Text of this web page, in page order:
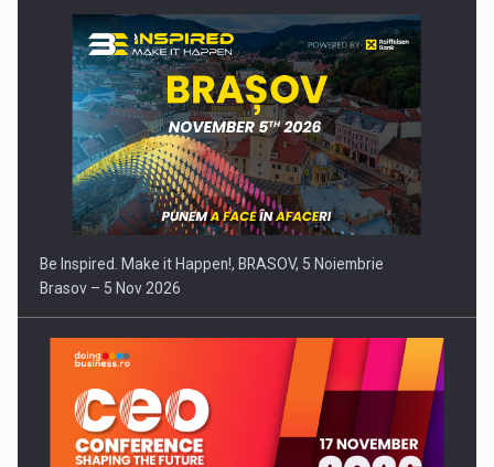
Be Inspired. Make it Happen!, BRASOV, 5 Noiembrie
Brasov – 5 Nov 2026